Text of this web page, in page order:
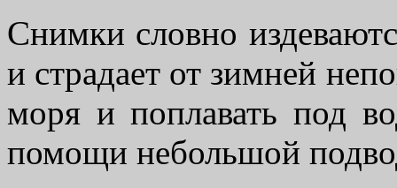
Снимки словно
и страдает от зимней
моря и поплавать под
помощи небольшой